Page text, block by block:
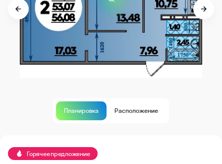
Планировка Расположение
Горячее предложение